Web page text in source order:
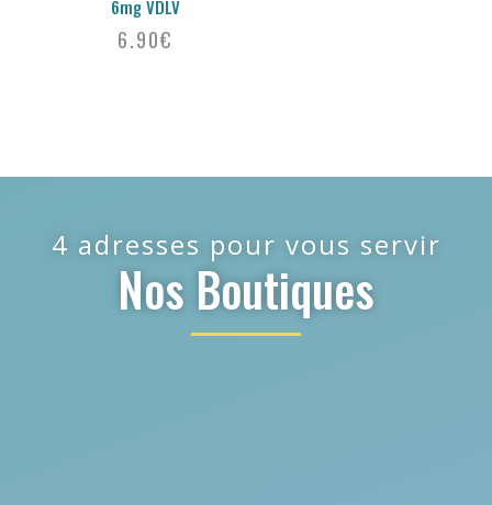
6mg VDLV
6.90€
4 adresses pour vous servir
Nos Boutiques